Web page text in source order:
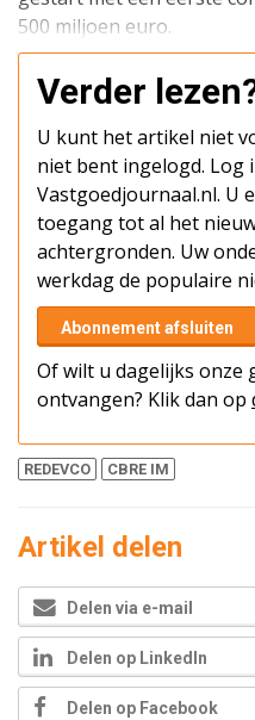
500 miljoen euro.
Verder
U kunt het artikel niet
niet bent ingelogd. Log
Vastgoedjournaal.nl. U
toegang tot al het
achtergronden. Uw
werkdag de populaire
Abonnement afsluiten
Of wilt u dagelijks onze
ontvangen? Klik dan op
REDEVCO CBRE IM
Artikel delen
Delen via e-mail
Delen op LinkedIn
Delen op Facebook